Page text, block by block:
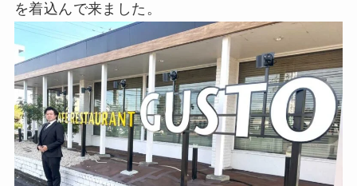
を着込んで来ました。